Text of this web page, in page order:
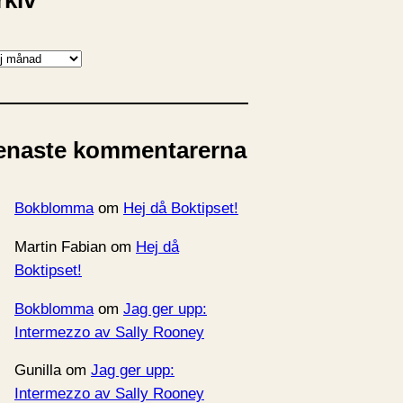
kommentarerna
Bokblommaom Hej då Boktipset!
Martin Fabian om Hej då
Boktipset!
Bokblomma om Jag ger upp:
Intermezzo av Sally Rooney
Gunillaom Jag ger upp:
Intermezzo av Sally Rooney